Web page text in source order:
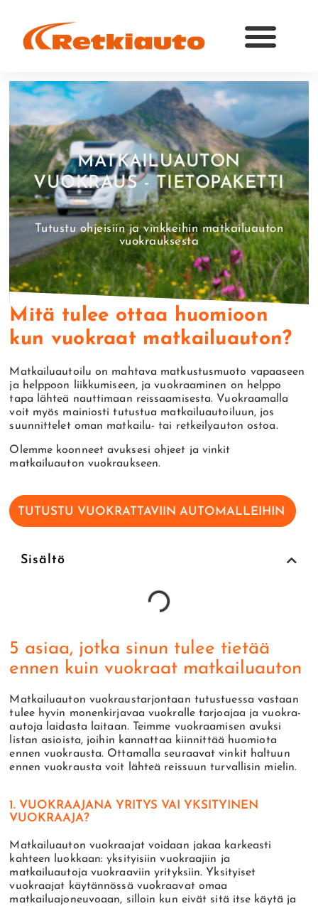
MATKAILUAUTON
VUOKRAUS - TIETOPAKETTI
Tutustu ohjeisiin ja vinkkeihin matkailuauton
vuokrauksesta
Mitä tulee ottaa huomioon
kun vuokraat matkailuauton?
Matkailuautoilu on mahtava matkustusmuoto vapaaseen
ja helppoon liikkumiseen, ja vuokraaminen on helppo
tapa lähteä nauttimaan reissaamisesta. Vuokraamalla
voit myös mainiosti tutustua matkailuautoiluun, jos
suunnittelet oman matkailu- tai retkeilyauton ostoa.
Olemme koonneet avuksesi ohjeet ja vinkit
matkailuauton vuokraukseen.
TUTUSTU VUOKRATTAVIIN AUTOMALLEIHIN
Sisältö
5 asiaa, jotka sinun tulee tietää
ennen kuin vuokraat matkailuauton
Matkailuauton vuokraustarjontaan tutustuessa vastaan
tulee hyvin monenkirjavaa vuokralle tarjoajaa ja vuokra-
autoja laidasta laitaan. Teimme vuokraamisen avuksi
listan asioista, joihin kannattaa kiinnittää huomiota
ennen vuokrausta. Ottamalla seuraavat vinkit haltuun
ennen vuokrausta voit lähteä reissuun turvallisin mielin.
1. VUOKRAAJANA YRITYS VAI YKSITYINEN
VUOKRAAJA?
Matkailuauton vuokraajat voidaan jakaa karkeasti
kahteen luokkaan: yksityisiin vuokraajiin ja
matkailuautoja vuokraaviin yrityksiin. Yksityiset
vuokraajat käytännössä vuokraavat omaa
matkailuajoneuvoaan, silloin kun eivät sitä itse käytä ja